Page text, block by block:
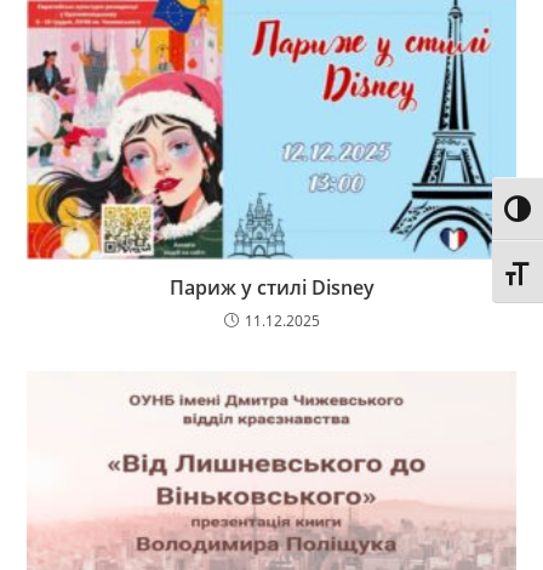
Париж у стилі Disney
11.12.2025